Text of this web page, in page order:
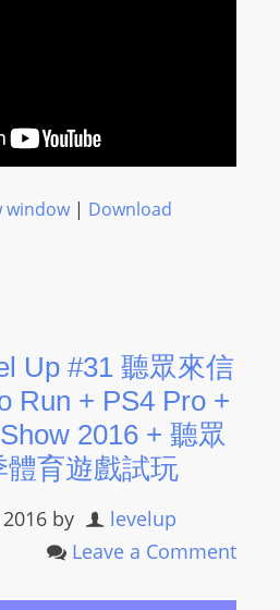
window| Download
Up #31 聽眾來信
Run + PS4 Pro +
2016 + 聽眾
育遊戲試玩
by
levelup
Leave a Comment